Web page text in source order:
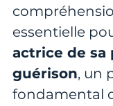
essentielle
actrice de sa
guérison, un
fondamental